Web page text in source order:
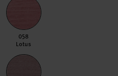
058 Lotus
058
Lotus